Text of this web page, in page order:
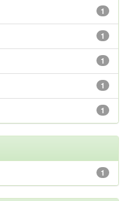
1
1
1
1
1
1